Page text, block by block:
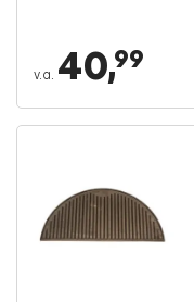
v.a. 40,99